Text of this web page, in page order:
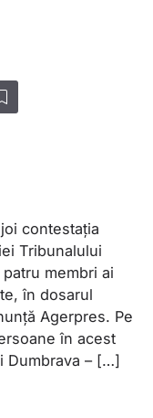
contestaţia
Tribunalului
membri ai
în dosarul
Agerpres. Pe
în acest
Dumbrava – […]